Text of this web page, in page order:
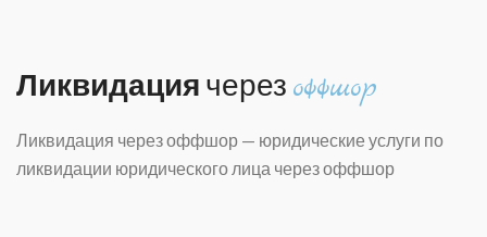
Ликвидация через оффшор
Ликвидация через оффшор — юридические услуги по
ликвидации юридического лица через оффшор